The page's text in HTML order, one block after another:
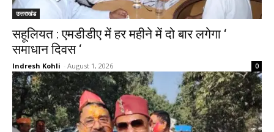
उत्तराखंड
सहूलियत : एमडीडीए में हर महीने में दो बार लगेगा ‘
समाधान दिवस ‘
Indresh Kohli - August 1, 2026 0